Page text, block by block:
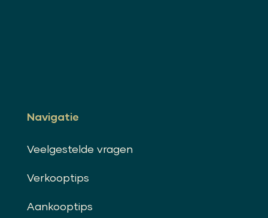
Navigatie
Veelgestelde vragen
Verkooptips
Aankooptips